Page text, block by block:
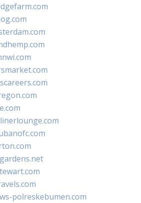
polreskebumen.com